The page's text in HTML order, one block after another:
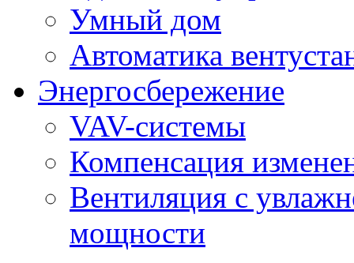
Умный дом
Автоматика
Энергосбережение
VAV-системы
Компенсация
Вентиляция с
мощности